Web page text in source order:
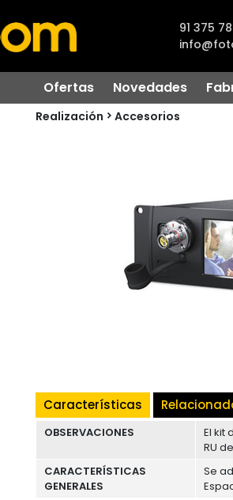
91 375
Ofertas Novedades
Realización Accesorios
Características
OBSERVACIONES
El kit
RU
CARACTERÍSTICAS
GENERALES
Se